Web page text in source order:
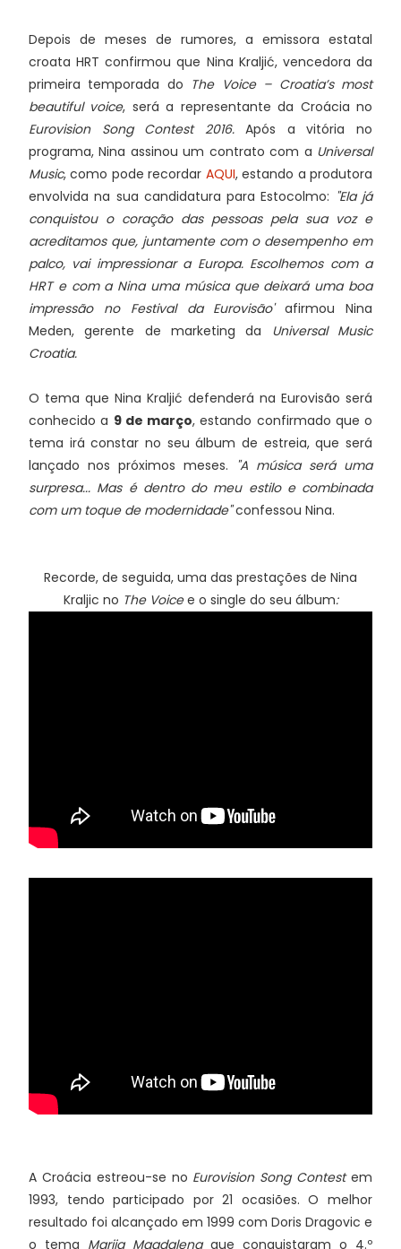
Depois de meses de rumores, a emissora estatal
croata HRT confirmou que Nina Kraljić, vencedora da
primeira temporada do The Voice – Croatia’s most
beautiful voice, será a representante da Croácia no
Eurovision Song Contest 2016.Após a vitória no
programa, Nina assinou um contrato com a Universal
Music, como pode recordar AQUI, estando a produtora
envolvida na sua candidatura para Estocolmo: "Ela já
conquistou o coração das pessoas pela sua voz e
acreditamos que, juntamente com o desempenho em
palco, vai impressionar a Europa. Escolhemos com a
HRT e com a Nina uma música que deixará uma boa
impressão no Festival da Eurovisão'afirmou Nina
Meden, gerente de marketing da Universal Music
Croatia.
O tema que Nina Kraljić defenderá na Eurovisão será
conhecido a 9 de março, estando confirmado que o
tema irá constar no seu álbum de estreia, que será
lançado nos próximos meses. "A música será uma
surpresa... Mas é dentro do meu estilo e combinada
com um toque de modernidade"confessou Nina.
Recorde, de seguida, uma das prestações de Nina
Kraljic no The Voicee o single do seu álbum:
A Croácia estreou-se no Eurovision Song Contestem
1993, tendo participado por 21 ocasiões. O melhor
resultado foi alcançado em 1999 com Doris Dragovic e
o tema Marija Magdalena que conquistaram o 4.º